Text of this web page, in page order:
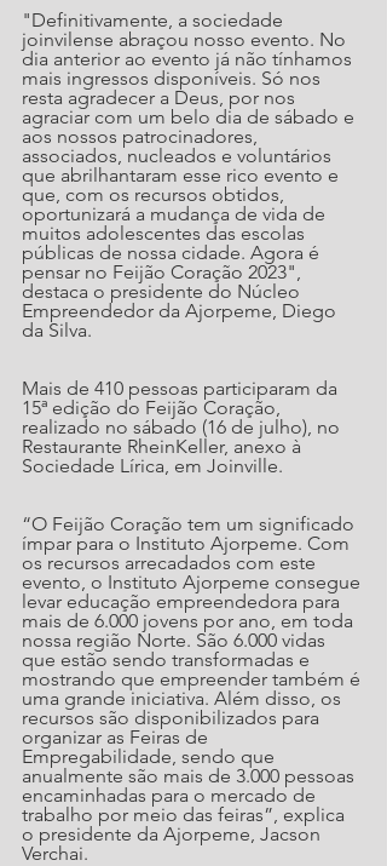
"Definitivamente, a sociedade
joinvilense abraçou nosso evento. No
dia anterior ao evento já não tínhamos
mais ingressos disponíveis. Só nos
resta agradecer a Deus, por nos
agraciar com um belo dia de sábado e
aos nossos patrocinadores,
associados, nucleados e voluntários
que abrilhantaram esse rico evento e
que, com os recursos obtidos,
oportunizará a mudança de vida de
muitos adolescentes das escolas
públicas de nossa cidade. Agora é
pensar no Feijão Coração 2023",
destaca o presidente do Núcleo
Empreendedor da Ajorpeme, Diego
da Silva.
Mais de 410 pessoas participaram da
15ª edição do Feijão Coração,
realizado no sábado (16 de julho), no
Restaurante RheinKeller, anexo à
Sociedade Lírica, em Joinville.
“O Feijão Coração tem um significado
ímpar para o Instituto Ajorpeme. Com
os recursos arrecadados com este
evento, o Instituto Ajorpeme consegue
levar educação empreendedora para
mais de 6.000 jovens por ano, em toda
nossa região Norte. São 6.000 vidas
que estão sendo transformadas e
mostrando que empreender também é
uma grande iniciativa. Além disso, os
recursos são disponibilizados para
organizar as Feiras de
Empregabilidade, sendo que
anualmente são mais de 3.000 pessoas
encaminhadas para o mercado de
trabalho por meio das feiras”, explica
o presidente da Ajorpeme, Jacson
Verchai.